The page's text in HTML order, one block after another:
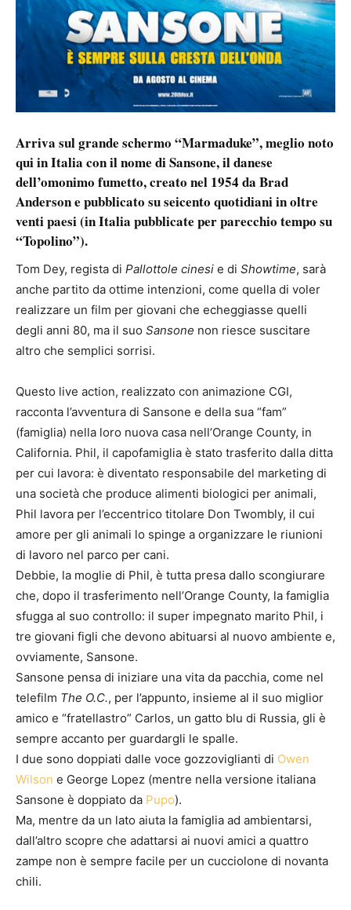
Arriva sul grande schermo “Marmaduke”, meglio noto
qui in Italia con il nome di Sansone, il danese
dell’omonimo fumetto, creato nel 1954 da Brad
Anderson e pubblicato su seicento quotidiani in oltre
venti paesi (in Italia pubblicate per parecchio tempo su
“Topolino”).
Tom Dey, regista di Pallottole cinesi e di Showtime, sarà
anche partito da ottime intenzioni, come quella di voler
realizzare un film per giovani che echeggiasse quelli
degli anni 80, ma il suo Sansone non riesce suscitare
altro che semplici sorrisi.
Questo live action, realizzato con animazione CGI,
racconta l’avventura di Sansone e della sua “fam”
(famiglia) nella loro nuova casa nell’Orange County, in
California. Phil, il capofamiglia è stato trasferito dalla ditta
per cui lavora: è diventato responsabile del marketing di
una società che produce alimenti biologici per animali,
Phil lavora per l’eccentrico titolare Don Twombly, il cui
amore per gli animali lo spinge a organizzare le riunioni
di lavoro nel parco per cani.
Debbie, la moglie di Phil, è tutta presa dallo scongiurare
che, dopo il trasferimento nell’Orange County, la famiglia
sfugga al suo controllo: il super impegnato marito Phil, i
tre giovani figli che devono abituarsi al nuovo ambiente e,
ovviamente, Sansone.
Sansone pensa di iniziare una vita da pacchia, come nel
telefilm The O.C., per l’appunto, insieme al il suo miglior
amico e “fratellastro” Carlos, un gatto blu di Russia, gli è
sempre accanto per guardargli le spalle.
I due sono doppiati dalle voce gozzoviglianti di Owen
Wilson e George Lopez (mentre nella versione italiana
Sansone è doppiato da Pupo).
Ma, mentre da un lato aiuta la famiglia ad ambientarsi,
dall’altro scopre che adattarsi ai nuovi amici a quattro
zampe non è sempre facile per un cucciolone di novanta
chili.